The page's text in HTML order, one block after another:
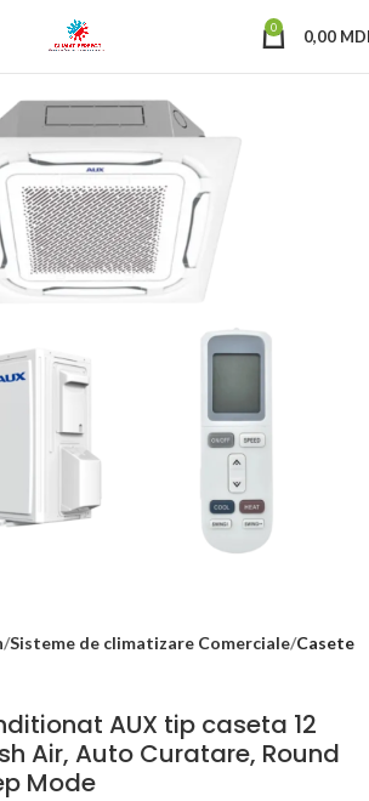
0 0,00
Sisteme de climatizare Comerciale Casete
AUX tip caseta 12
Air, Auto Curatare, Round
Mode